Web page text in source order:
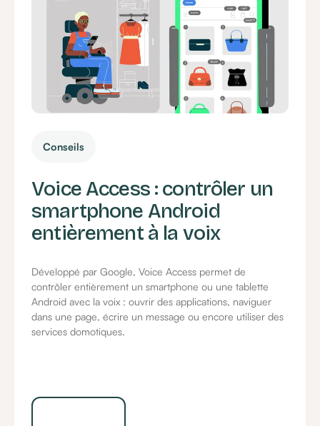
Conseils
Voice Access : contrôler un
smartphone Android
entièrement à la voix
Développé par Google, Voice Access permet de
contrôler entièrement un smartphone ou une tablette
Android avec la voix : ouvrir des applications, naviguer
dans une page, écrire un message ou encore utiliser des
services domotiques.